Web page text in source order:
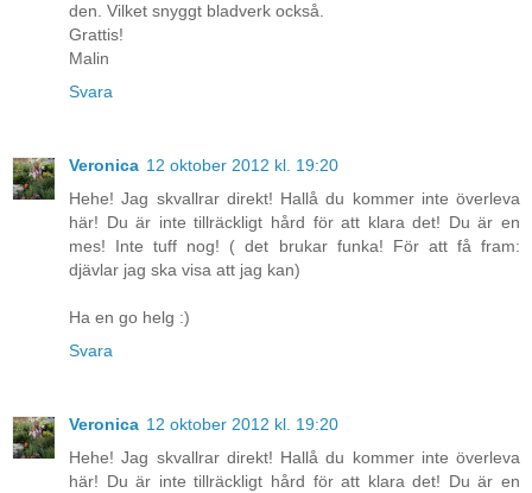
den. Vilket snyggt bladverk också.
Grattis!
Malin
Svara
Veronica 12 oktober 2012 kl. 19:20
Hehe! Jag skvallrar direkt! Hallå du kommer inte överleva
här! Du är inte tillräckligt hård för att klara det! Du är en
mes! Inte tuff nog! ( det brukar funka! För att få fram:
djävlar jag ska visa att jag kan)
Ha en go helg :)
Svara
Veronica 12 oktober 2012 kl. 19:20
Hehe! Jag skvallrar direkt! Hallå du kommer inte överleva
här! Du är inte tillräckligt hård för att klara det! Du är en